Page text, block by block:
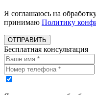
Я соглашаюсь на
принимаю Политику
ОТПРАВИТЬ
Бесплатная консультация